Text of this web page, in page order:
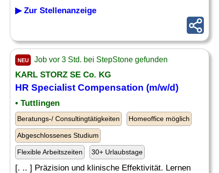
▶ Zur Stellenanzeige
NEU Job vor 3 Std. bei StepStone gefunden
KARL STORZ SE Co. KG
HR Specialist Compensation (m/w/d)
• Tuttlingen
Beratungs-/ Consultingtätigkeiten Homeoffice möglich
Abgeschlossenes Studium
Flexible Arbeitszeiten 30+ Urlaubstage
[. .. ] Präzision und klinische Effektivität. Lernen